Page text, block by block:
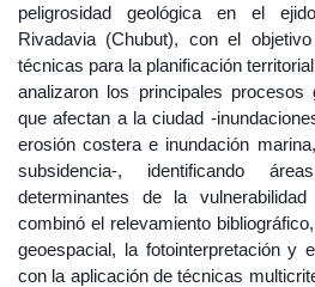
peligrosidad geológica en el
Rivadavia (Chubut), con el
técnicas para la planificación
analizaron los principales procesos
que afectan a la ciudad -
erosión costera e inundación
subsidencia-, identificando
determinantes de la
combinó el relevamiento
geoespacial, la fotointerpretación y
con la aplicación de técnicas